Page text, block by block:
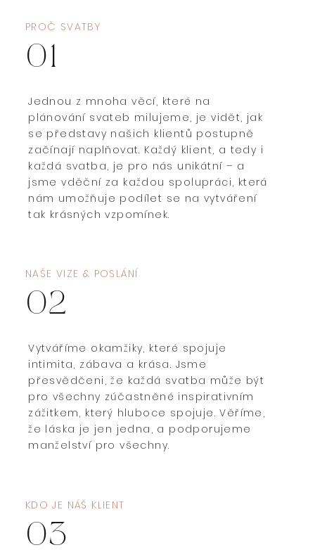
01
PROČ SVATBY
Jednou z mnoha věcí, které na
plánování svateb milujeme, je vidět, jak
se představy našich klientů postupně
začínají naplňovat. Každý klient, a tedy i
každá svatba, je pro nás unikátní – a
jsme vděční za každou spolupráci, která
nám umožňuje podílet se na vytváření
tak krásných vzpomínek.
02
NAŠE VIZE & POSLÁNÍ
Vytváříme okamžiky, které spojuje
intimita, zábava a krása. Jsme
přesvědčeni, že každá svatba může být
pro všechny zúčastněné inspirativním
zážitkem, který hluboce spojuje. Věříme,
že láska je jen jedna, a podporujeme
manželství pro všechny.
03
KDO JE NÁŠ KLIENT